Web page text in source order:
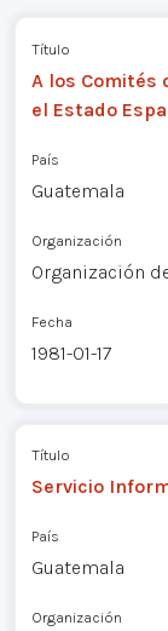
Título
A los Comités
el Estado
País
Guatemala
Organización
Organización
Fecha
1981-01-17
Título
Servicio
País
Guatemala
Organización